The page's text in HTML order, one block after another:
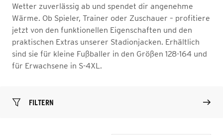
Wetter zuverlässig ab und spendet dir angenehme
Wärme. Ob Spieler, Trainer oder Zuschauer – profitiere
jetzt von den funktionellen Eigenschaften und den
praktischen Extras unserer Stadionjacken. Erhältlich
sind sie für kleine Fußballer in den Größen 128-164 und
für Erwachsene in S-4XL.
FILTERN